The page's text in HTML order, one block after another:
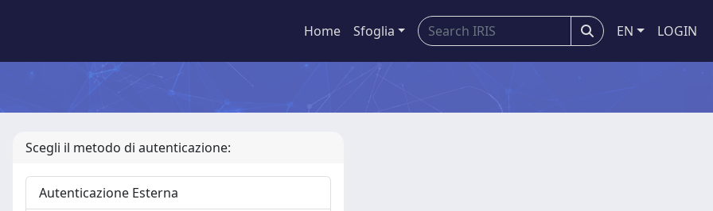
Home Sfoglia EN LOGIN
Scegli il metodo di autenticazione:
Autenticazione Esterna